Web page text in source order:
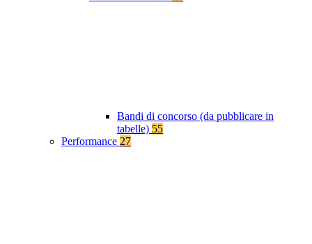
Bandi di concorso (da pubblicare in
tabelle) 55
Performance 27